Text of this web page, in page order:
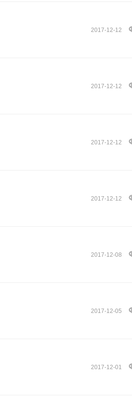
2017-12-12
2017-12-12
2017-12-12
2017-12-12
2017-12-08
2017-12-05
2017-12-01